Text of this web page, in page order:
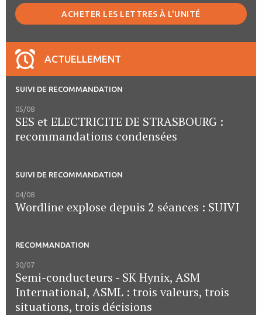
ACHETER LES LETTRES À L'UNITÉ
ACTUELLEMENT
SUIVI DE RECOMMANDATION
05/08
SES et ELECTRICITE DE STRASBOURG :
recommandations condensées
SUIVI DE RECOMMANDATION
04/08
Wordline explose depuis 2 séances : SUIVI
RECOMMANDATION
30/07
Semi-conducteurs - SK Hynix, ASM
International, ASML : trois valeurs, trois
situations, trois décisions